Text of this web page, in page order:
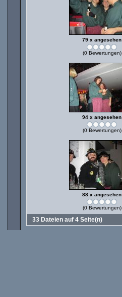
79 x angesehen
(0 Bewertungen)
94 x angesehen
(0 Bewertungen)
88 x angesehen
(0 Bewertungen)
33 Dateien auf 4 Seite(n)